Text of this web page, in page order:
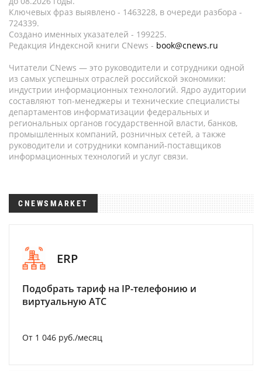
Ключевых фраз выявлено - 1463228, в очереди разбора -
724339.
Создано именных указателей - 199225.
Редакция Индексной книги CNews - book@cnews.ru
Читатели CNews — это руководители и сотрудники одной
из самых успешных отраслей российской экономики:
индустрии информационных технологий. Ядро аудитории
составляют топ-менеджеры и технические специалисты
департаментов информатизации федеральных и
региональных органов государственной власти, банков,
промышленных компаний, розничных сетей, а также
руководители и сотрудники компаний-поставщиков
информационных технологий и услуг связи.
CNEWSMARKET
ERP
Подобрать тариф на IP-телефонию и
виртуальную АТС
От 1 046 руб./месяц